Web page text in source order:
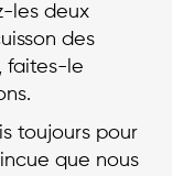
les deux
des
faites-le
toujours pour
que nous